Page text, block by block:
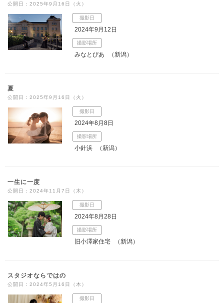
公開日：2025年9月16日（火）
撮影日
2024年9月12日
撮影場所
みなとぴあ （新潟）
夏
公開日：2025年9月16日（火）
撮影日
2024年8月8日
撮影場所
小針浜 （新潟）
一生に一度
公開日：2024年11月7日（木）
撮影日
2024年8月28日
撮影場所
旧小澤家住宅 （新潟）
スタジオならではの
公開日：2024年5月16日（木）
撮影日